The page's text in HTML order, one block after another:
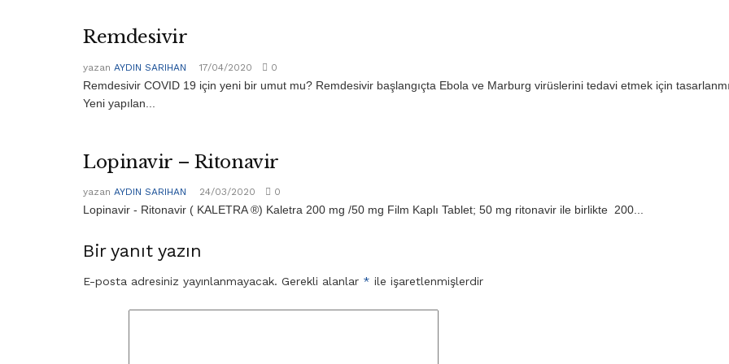
Remdesivir
yazan AYDIN SARIHAN 17/04/2020 0
Remdesivir COVID 19 için yeni bir umut mu? Remdesivir başlangıçta Ebola ve Marburg virüslerini tedavi etmek için
Yeni yapılan...
Lopinavir – Ritonavir
yazan AYDIN SARIHAN 24/03/2020 0
Lopinavir - Ritonavir ( KALETRA ®) Kaletra 200 mg /50 mg Film Kaplı Tablet; 50 mg ritonavir ile birlikte 200...
Bir yanıt yazın
E-posta adresiniz yayınlanmayacak. Gerekli alanlar * ile işaretlenmişlerdir